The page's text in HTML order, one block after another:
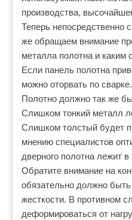
производства,
Теперь непосредственно
же обращаем внимание
металла полотна и каким
Если панель полотна
можно оторвать по
Полотно должно так же
Слишком тонкий металл
Слишком толстый будет
мнению специалистов
дверного полотна лежит
Обратите внимание на
обязательно должно
жесткости. В противном
деформироваться от